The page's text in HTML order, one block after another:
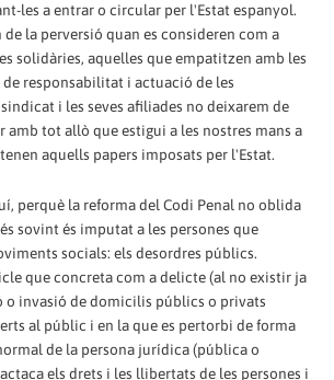
les a entrar o circular per l'Estat espanyol.
la perversió quan es consideren com a
solidàries, aquelles que empatitzen amb les
responsabilitat i actuació de les
i les seves afiliades no deixarem de
amb tot allò que estigui a les nostres mans a
aquells papers imposats per l'Estat.
perquè la reforma del Codi Penal no oblida
sovint és imputat a les persones que
socials: els desordres públics.
que concreta com a delicte (al no existir ja
o invasió de domicilis públics o privats
al públic i en la que es pertorbi de forma
de la persona jurídica (pública o
els drets i les llibertats de les persones i